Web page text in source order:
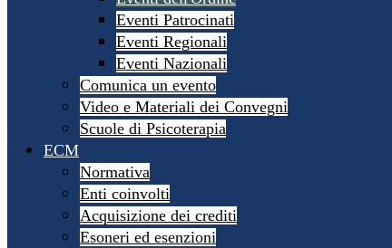
Eventi Patrocinati
Eventi Regionali
Eventi Nazionali
Comunica un evento
Video e Materiali dei Convegni
Scuole di Psicoterapia
ECM
Normativa
Enti coinvolti
Acquisizione dei crediti
Esoneri ed esenzioni